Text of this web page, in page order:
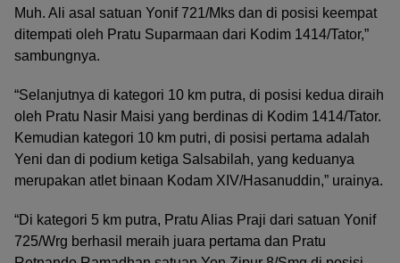
Muh. Ali asal satuan Yonif 721/Mks dan di posisi keempat
ditempati oleh Pratu Suparmaan dari Kodim 1414/Tator,”
sambungnya.
“Selanjutnya di kategori 10 km putra, di posisi kedua diraih
oleh Pratu Nasir Maisi yang berdinas di Kodim 1414/Tator.
Kemudian kategori 10 km putri, di posisi pertama adalah
Yeni dan di podium ketiga Salsabilah, yang keduanya
merupakan atlet binaan Kodam XIV/Hasanuddin,” urainya.
“Di kategori 5 km putra, Pratu Alias Praji dari satuan Yonif
725/Wrg berhasil meraih juara pertama dan Pratu